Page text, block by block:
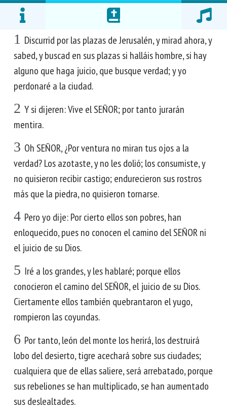
1 Discurrid por las plazas de Jerusalén, y mirad ahora, y
sabed, y buscad en sus plazas si halláis hombre, si hay
alguno que haga juicio, que busque verdad; y yo
perdonaré a la ciudad.
2 Y si dijeren: Vive el SEÑOR; por tanto jurarán
mentira.
3 Oh SEÑOR, ¿Por ventura no miran tus ojos a la
verdad? Los azotaste, y no les dolió; los consumiste, y
no quisieron recibir castigo; endurecieron sus rostros
más que la piedra, no quisieron tornarse.
4 Pero yo dije: Por cierto ellos son pobres, han
enloquecido, pues no conocen el camino del SEÑOR ni
el juicio de su Dios.
5 Iré a los grandes, y les hablaré; porque ellos
conocieron el camino del SEÑOR, el juicio de su Dios.
Ciertamente ellos también quebrantaron el yugo,
rompieron las coyundas.
6 Por tanto, león del monte los herirá, los destruirá
lobo del desierto, tigre acechará sobre sus ciudades;
cualquiera que de ellas saliere, será arrebatado, porque
sus rebeliones se han multiplicado, se han aumentado
sus deslealtades.